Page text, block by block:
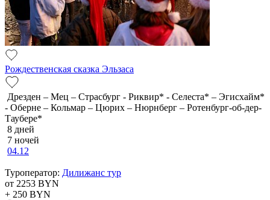
Рождественская сказка Эльзаса
Дрезден – Мец – Страсбург - Риквир* - Селеста* – Эгисхайм*
- Оберне – Кольмар – Цюрих – Нюрнберг – Ротенбург-об-дер-
Таубере*
8 дней
7 ночей
04.12
Туроператор: Дилижанс тур
от 2253 BYN
+ 250 BYN